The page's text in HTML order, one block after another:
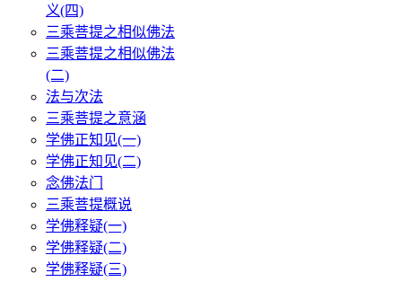
义(四)
三乘菩提之相似佛法
三乘菩提之相似佛法
(二)
法与次法
三乘菩提之意涵
学佛正知见(一)
学佛正知见(二)
念佛法门
三乘菩提概说
学佛释疑(一)
学佛释疑(二)
学佛释疑(三)